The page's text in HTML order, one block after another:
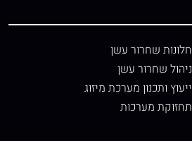
חלונות שחרור עשן
ניהול שחרור עשן
ייעוץ ותכנון מערכת מיזוג
תחזוקת מערכות